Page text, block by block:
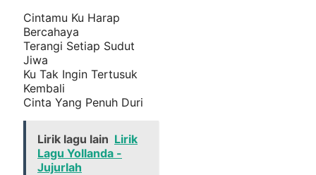
Cintamu Ku Harap
Bercahaya
Terangi Setiap Sudut
Jiwa
Ku Tak Ingin Tertusuk
Kembali
Cinta Yang Penuh Duri
Lirik lagu lain Lirik
Lagu Yollanda -
Jujurlah